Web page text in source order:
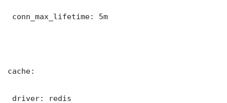
conn_max_lifetime: 5m
cache:
driver: redis